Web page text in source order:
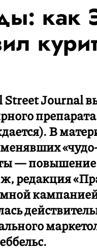
как
Street Journal
В
—
редакция